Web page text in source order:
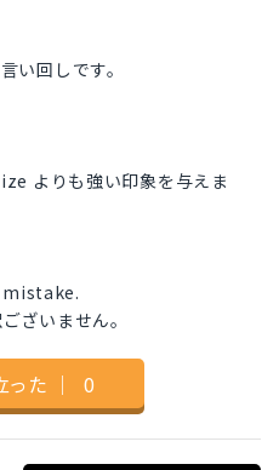
い回しです。
よりも強い印象を与えま
ざいません。
った ｜ 0